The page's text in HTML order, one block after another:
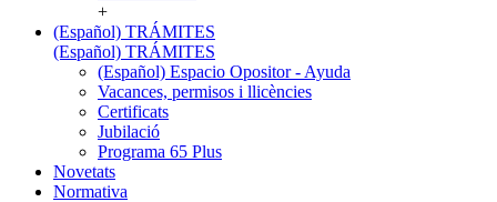
+
(Español) TRÁMITES
(Español) TRÁMITES
(Español) Espacio Opositor - Ayuda
Vacances, permisos i llicències
Certificats
Jubilació
Programa 65 Plus
Novetats
Normativa